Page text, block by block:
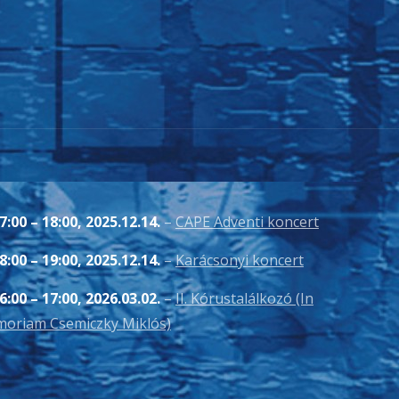
–18:00,2025.12.14.–CAPE Adventi koncert
–19:00,2025.12.14.–Karácsonyi koncert
–17:00,2026.03.02.–II. Kórustalálkozó (In
Csemiczky Miklós)